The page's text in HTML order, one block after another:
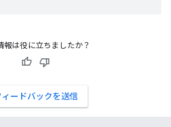
報は役に立ちましたか？
ィードバックを送信